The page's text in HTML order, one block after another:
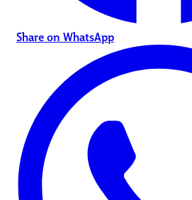
Share on WhatsApp